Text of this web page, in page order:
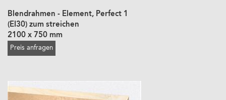
Blendrahmen - Element, Perfect 1
(EI30) zum streichen
2100 x 750 mm
Preis anfragen